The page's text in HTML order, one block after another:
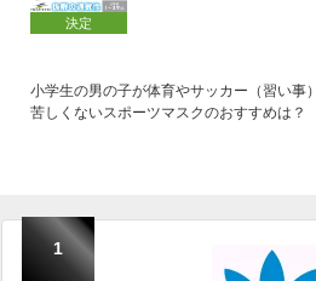
決定
小学生の男の子が体育やサッカー（習い事
苦しくないスポーツマスクのおすすめは？
1